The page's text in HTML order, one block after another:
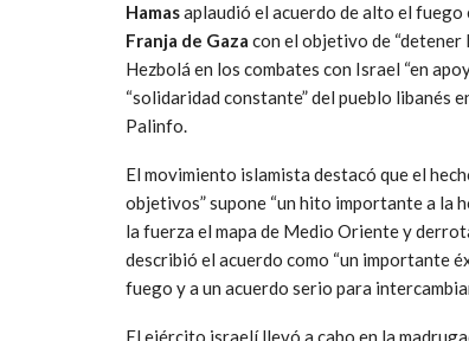
Hamasaplaudió el acuerdo de alto el fuego
Franja de Gaza con el objetivo de “detener
Hezbolá en los combates con Israel “en
“solidaridad constante” del pueblo libanés
Palinfo.
El movimiento islamista destacó que el
objetivos” supone “un hito importante a la
la fuerza el mapa de Medio Oriente y
describió el acuerdo como “un importante
fuego y a un acuerdo serio para
El ejército israelí llevó a cabo en la